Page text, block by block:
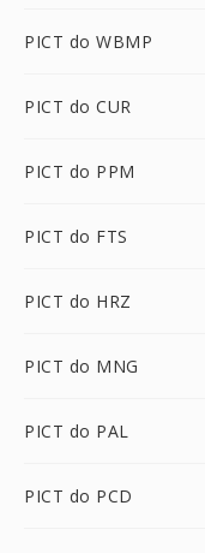
PICT do WBMP
PICT do CUR
PICT do PPM
PICT do FTS
PICT do HRZ
PICT do MNG
PICT do PAL
PICT do PCD